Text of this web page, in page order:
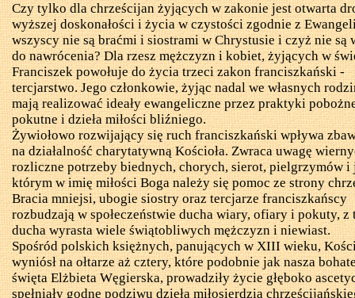
Czy tylko dla chrześcijan żyjących w zakonie jest otwarta
wyższej doskonałości i życia w czystości zgodnie z
wszyscy nie są braćmi i siostrami w Chrystusie i czyż nie są
do nawrócenia? Dla rzesz mężczyzn i kobiet, żyjących w
Franciszek powołuje do życia trzeci zakon franciszkański -
tercjarstwo. Jego członkowie, żyjąc nadal we własnych
mają realizować ideały ewangeliczne przez praktyki
pokutne i dzieła miłości bliźniego.
Żywiołowo rozwijający się ruch franciszkański wpływa
na działalność charytatywną Kościoła. Zwraca uwagę
rozliczne potrzeby biednych, chorych, sierot, pielgrzymów i
którym w imię miłości Boga należy się pomoc ze strony
Bracia mniejsi, ubogie siostry oraz tercjarze franciszkańscy
rozbudzają w społeczeństwie ducha wiary, ofiary i pokuty, z
ducha wyrasta wiele świątobliwych mężczyzn i niewiast.
Spośród polskich księżnych, panujących w XIII wieku,
wyniósł na ołtarze aż cztery, które podobnie jak nasza
święta Elżbieta Węgierska, prowadziły życie głęboko
spełniały godne podziwu dzieła miłosierdzia